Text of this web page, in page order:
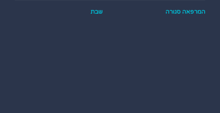
שבת המרפאה סגורה